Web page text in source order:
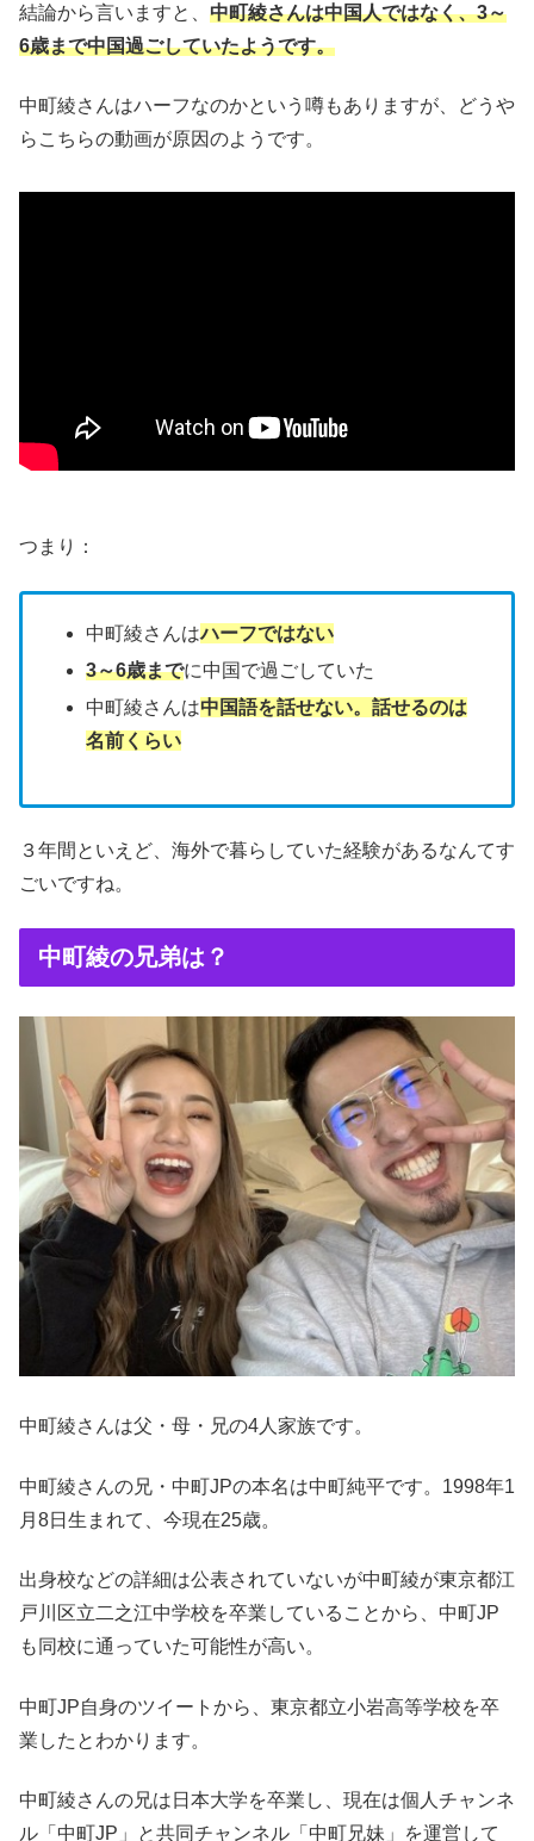
結論から言いますと、 中町綾さんは中国人ではなく、3～
6歳まで中国過ごしていたようです。
中町綾さんはハーフなのかという噂もありますが、どうや
らこちらの動画が原因のようです。
つまり：
中町綾さんはハーフではない
3～6歳までに中国で過ごしていた
中町綾さんは中国語を話せない。話せるのは
名前くらい
３年間といえど、海外で暮らしていた経験があるなんてす
ごいですね。
中町綾の兄弟は？
中町綾さんは父・母・兄の4人家族です。
中町綾さんの兄・中町JPの本名は中町純平です。1998年1
月8日生まれて、今現在25歳。
出身校などの詳細は公表されていないが中町綾が東京都江
戸川区立二之江中学校を卒業していることから、中町JP
も同校に通っていた可能性が高い。
中町JP自身のツイートから、東京都立小岩高等学校を卒
業したとわかります。
中町綾さんの兄は日本大学を卒業し、現在は個人チャンネ
ル「中町JP」と共同チャンネル「中町兄妹」を運営して